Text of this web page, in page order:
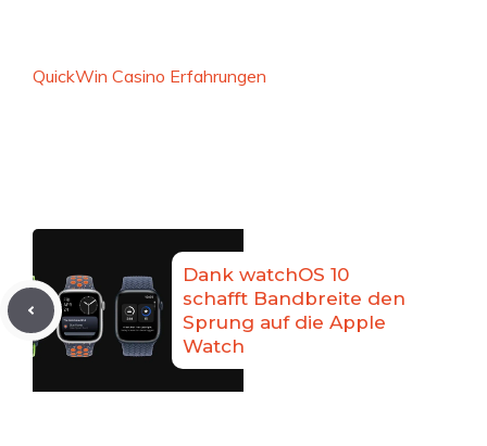
QuickWin Casino Erfahrungen
Dank watchOS 10
schafft Bandbreite den
Sprung auf die Apple
Watch